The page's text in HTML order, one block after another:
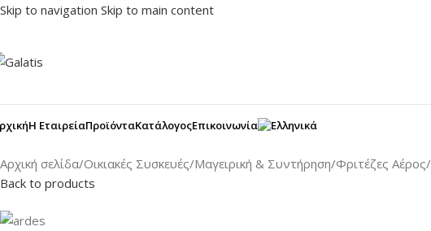
Skip to navigation Skip to main content
Η ΕταιρείαΠροϊόνταΚατάλογοςΕπικοινωνία
Αρχική σελίδα/Οικιακές Συσκευές/Μαγειρική & Συντήρηση/Φριτέζες Αέρος/
Back to products